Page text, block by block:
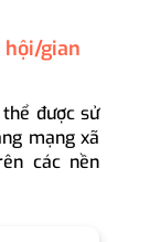
hội/gian
được sử
mạng xã
các nền